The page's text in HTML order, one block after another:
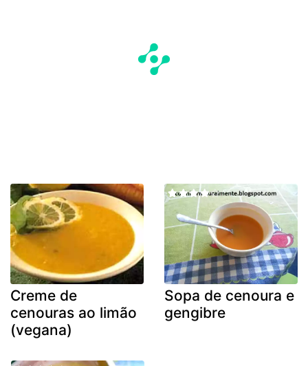
Creme de
cenouras ao limão
(vegana)
Sopa de cenoura e
gengibre